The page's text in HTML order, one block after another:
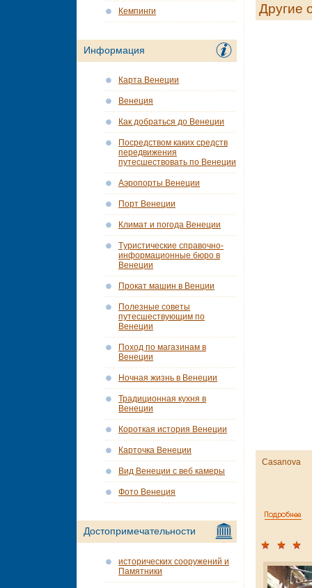
Другие
Casanova
Кемпинги
Информация
Карта Венеции
Венеция
Как добраться до Венеции
Посредством каких средств
передвижения
путесшествовать по Венеции
Аэропорты Венеции
Порт Венеции
Климат и погода Венеции
Tуристические справочно-
информационные бюро в
Венеции
Прокат машин в Венции
Полезные советы
путесшествующим по
Венеции
Поход по магазинам в
Венеции
Ночная жизнь в Венеции
Традиционная кухня в
Венеции
Короткая история Венеции
Карточка Венеции
Вид Венеции с веб камеры
Фото Венеция
Достопримечательности
исторических сооружений и
Памятники